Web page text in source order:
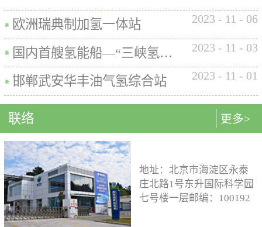
数表常规工作压力等级35MPa /
70MPa / 35&70MPa流量范围
0.1~7.2 kg/min计量精度±1%可
选加氢枪TK16或TK17或TK25
加氢枪数量单枪或双枪红外通
讯可选配预冷可选配防爆等级
（参考）II 3 G Ex h ia db mb eb
26990、GB/T 29126、GB/T
24549等标准。公司车载氢系统
氢系统主要包括加氢模块、储
氢模块、供氢模块以及控制模
块。车载储供氢系统所有管
路、阀门及接头等采用不与高
压氢气介质发生化学反应的材
料。电气元件及线束均具有防
水、阻燃防爆的功能；车载储
供氢系统及其附属零部件均通
过高低温、盐雾、IP防护等级
等相关型式试验，以保证氢系
统的安全性及稳定性；氢系统
支架、加注口等均通过检验验
证；系统具备防过压、防过
国内、欧盟、日本等地得到应
用。撬装一体式制氢、储氢、
地小，节省空间，维护维修方
便。2. 各模块紧密融合，运行
效率高。3. 节能环保。撬装一
体式装置性能参数表制氢能力
500Nm3以下加氢等级
100~1000kg/d氢气压缩额定工作
压力45MPa/87.5MPa氢气加注额
定工作压力35MPa/70MPa环境
温度-40~+50℃参考标准T/ZSA
235-2024, GB50516, GB 50177,
GB/T 43674, IEC 60069, EN ISO
80079等。
欧洲瑞典制加氢一体站 2023 - 11 - 06
国内首艘氢能船—“三峡氢舟1”号船载氢系统 2023 - 11 - 03
邯郸武安华丰油气氢综合站 2023 - 11 - 01
更多>
联络
地址：北京市海淀区永泰
庄北路1号东升国际科学园
七号楼一层邮编：100192